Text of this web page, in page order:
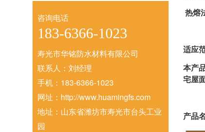
咨询电话
183-6366-1023
寿光市华铭防水材料有限公司
联系人：刘经理
手机：183-6366-1023
网址：http://www.huamingfs.com
地址：山东省潍坊市寿光市台头工业
园
热熔
适应
本产
宅屋
产品